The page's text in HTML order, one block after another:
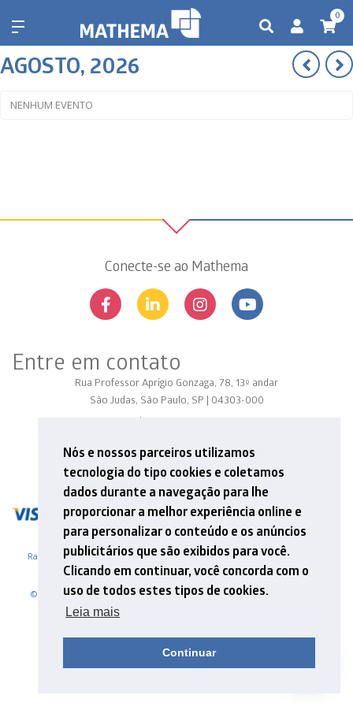
Nós e nossos parceiros utilizamos
tecnologia do tipo cookies e coletamos
dados durante a navegação para lhe
proporcionar a melhor experiência online e
para personalizar o conteúdo e os anúncios
publicitários que são exibidos para você.
Clicando em continuar, você concorda com o
uso de todos estes tipos de cookies.
Leia mais
Continuar
0
AGOSTO, 2026
NENHUM EVENTO
Conecte-se ao Mathema
Entre em contato
Rua Professor Aprígio Gonzaga, 78, 13º andar
São Judas, São Paulo, SP | 04303-000
Tel: +55 11 5548 6912
Razão Social - MATHEMA ASSESSORIA E ACOMPANHAMENTO ESCOLAR LTDA
CNPJ 01.870.805/0001-59
© 2026. Mathema - Formação e Pesquisa. .Site desenvolvido por Adapta,
NascerWeb e Amí Comunicação & Design
[Política de privacidade